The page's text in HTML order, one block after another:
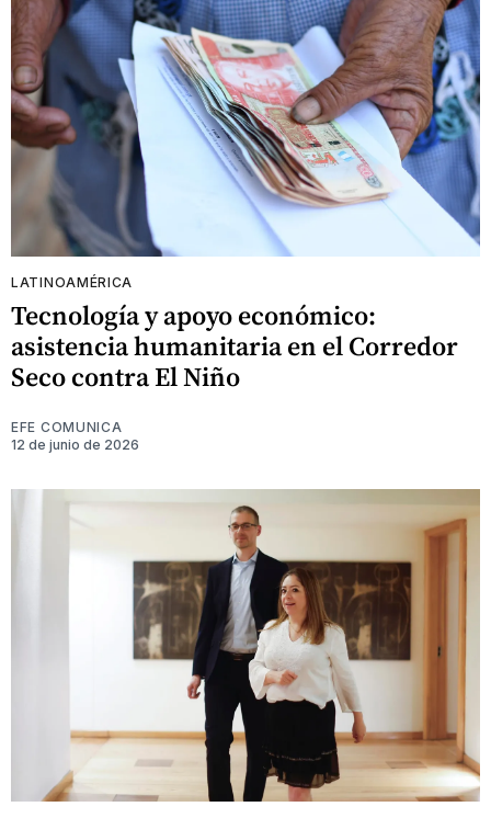
LATINOAMÉRICA
Tecnología y apoyo económico:
asistencia humanitaria en el Corredor
Seco contra El Niño
EFE COMUNICA
12 de junio de 2026